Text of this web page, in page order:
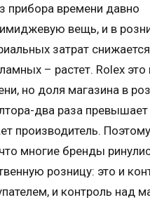
прибора времени давно
имиджевую вещь, и в
затрат
– растет. Rolex это
но доля магазина в
два раза
производитель.
многие бренды
розницу: это и
и контроль над